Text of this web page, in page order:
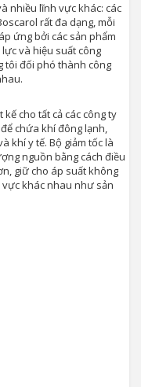
nhiều lĩnh vực khác: các
rất đa dạng, mỗi
ứng bởi các sản phẩm
và hiệu suất công
tôi đối phó thành công
cho tất cả các công ty
chứa khí đông lạnh,
khí y tế. Bộ giảm tốc là
nguồn bằng cách điều
giữ cho áp suất không
khác nhau như sản